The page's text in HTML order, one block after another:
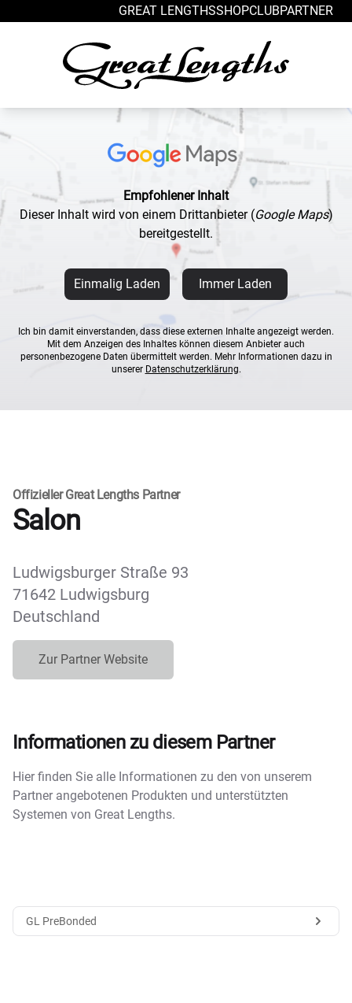
GREAT LENGTHSSHOPCLUBPARTNER
Empfohlener Inhalt
Dieser Inhalt wird von einem Drittanbieter (Google Maps)
bereitgestellt.
Einmalig Laden Immer Laden
Ich bin damit einverstanden, dass diese externen Inhalte angezeigt werden.
Mit dem Anzeigen des Inhaltes können diesem Anbieter auch
personenbezogene Daten übermittelt werden. Mehr Informationen dazu in
unserer Datenschutzerklärung.
Offizieller Great Lengths Partner
Salon
Ludwigsburger Straße 93
71642 Ludwigsburg
Deutschland
Zur Partner Website
Informationen zu diesem Partner
Hier finden Sie alle Informationen zu den von unserem
Partner angebotenen Produkten und unterstützten
Systemen von Great Lengths.
GL PreBonded